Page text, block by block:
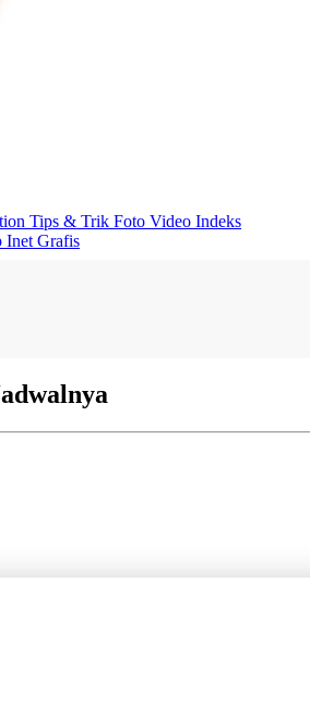
Tips & Trik Foto Video Indeks
Inet Grafis